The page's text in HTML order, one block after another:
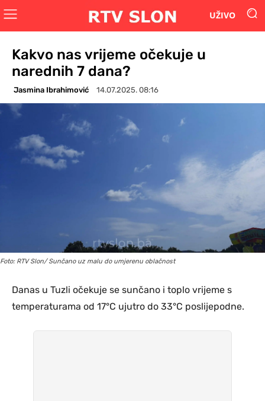
UŽIVO
Kakvo nas vrijeme očekuje u
narednih 7 dana?
Jasmina Ibrahimović 14.07.2025. 08:16
Foto: RTV Slon/ Sunčano uz malu do umjerenu oblačnost
Danas u Tuzli očekuje se sunčano i toplo vrijeme s
temperaturama od 17°C ujutro do 33°C poslijepodne.